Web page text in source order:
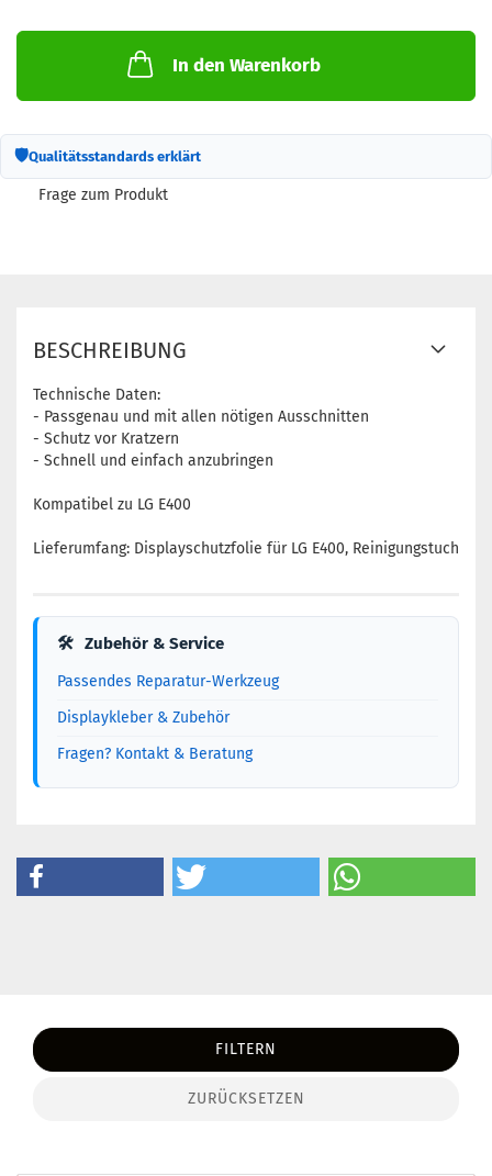
In den Warenkorb
🛡Qualitätsstandards erklärt
Frage zum Produkt
BESCHREIBUNG
Technische Daten:
- Passgenau und mit allen nötigen Ausschnitten
- Schutz vor Kratzern
- Schnell und einfach anzubringen
Kompatibel zu LG E400
Lieferumfang: Displayschutzfolie für LG E400, Reinigungstuch
🛠 Zubehör & Service
Passendes Reparatur-Werkzeug
Displaykleber & Zubehör
Fragen? Kontakt & Beratung
FILTERN
ZURÜCKSETZEN